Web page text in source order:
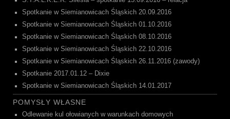
Spotkanie w Siemianowicach Śląskich 20.09.2016
Spotkanie w Siemianowicach Śląskich 01.10.2016
Spotkanie w Siemianowicach Śląskich 08.10.2016
Spotkanie w Siemianowicach Śląskich 22.10.2016
Spotkanie w Siemianowicach Śląskich 26.11.2016 (zawody)
Spotkanie 2017.01.12 – Dixie
Spotkanie w Siemianowicach Śląskich 14.01.2017
POMYSŁY WŁASNE
Odlewanie kul ołowianych w warunkach domowych